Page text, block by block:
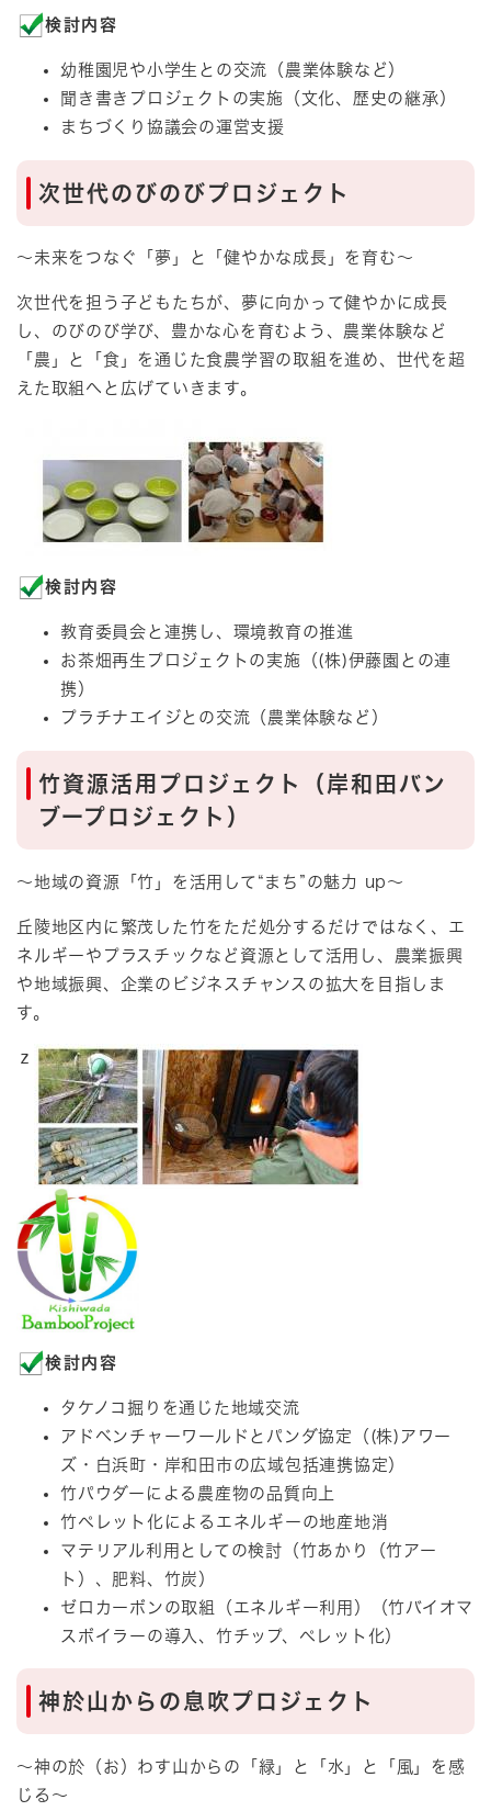
検討内容
幼稚園児や小学生との交流（農業体験など）
聞き書きプロジェクトの実施（文化、歴史の継承）
まちづくり協議会の運営支援
次世代のびのびプロジェクト
～未来をつなぐ「夢」と「健やかな成長」を育む～
次世代を担う子どもたちが、夢に向かって健やかに成長
し、のびのび学び、豊かな心を育むよう、農業体験など
「農」と「食」を通じた食農学習の取組を進め、世代を超
えた取組へと広げていきます。
検討内容
教育委員会と連携し、環境教育の推進
お茶畑再生プロジェクトの実施（(株)伊藤園との連
携）
プラチナエイジとの交流（農業体験など）
竹資源活用プロジェクト（岸和田バン
ブープロジェクト）
～地域の資源「竹」を活用して“まち”の魅力 up～
丘陵地区内に繁茂した竹をただ処分するだけではなく、エ
ネルギーやプラスチックなど資源として活用し、農業振興
や地域振興、企業のビジネスチャンスの拡大を目指しま
す。
ｚ
検討内容
タケノコ掘りを通じた地域交流
アドベンチャーワールドとパンダ協定（(株)アワー
ズ・白浜町・岸和田市の広域包括連携協定）
竹パウダーによる農産物の品質向上
竹ペレット化によるエネルギーの地産地消
マテリアル利用としての検討（竹あかり（竹アー
ト）、肥料、竹炭）
ゼロカーボンの取組（エネルギー利用）（竹バイオマ
スボイラーの導入、竹チップ、ペレット化）
神於山からの息吹プロジェクト
～神の於（お）わす山からの「緑」と「水」と「風」を感
じる～